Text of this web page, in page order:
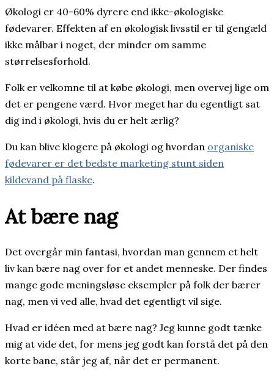
Økologi er 40-60% dyrere end ikke-økologiske
fødevarer. Effekten af en økologisk livsstil er til gengæld
ikke målbar i noget, der minder om samme
størrelsesforhold.
Folk er velkomne til at købe økologi, men overvej lige om
det er pengene værd. Hvor meget har du egentligt sat
dig ind i økologi, hvis du er helt ærlig?
Du kan blive klogere på økologi og hvordan organiske
fødevarer er det bedste marketing stunt siden
kildevand på flaske.
At bære nag
Det overgår min fantasi, hvordan man gennem et helt
liv kan bære nag over for et andet menneske. Der findes
mange gode meningsløse eksempler på folk der bærer
nag, men vi ved alle, hvad det egentligt vil sige.
Hvad er idéen med at bære nag? Jeg kunne godt tænke
mig at vide det, for mens jeg godt kan forstå det på den
korte bane, står jeg af, når det er permanent.